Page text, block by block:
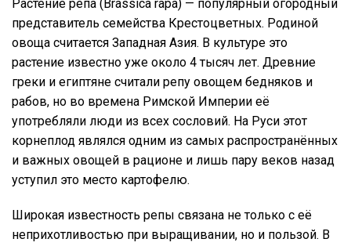
Растение репа (Brassica rapa) — популярный огородный
представитель семейства Крестоцветных. Родиной
овоща считается Западная Азия. В культуре это
растение известно уже около 4 тысяч лет. Древние
греки и египтяне считали репу овощем бедняков и
рабов, но во времена Римской Империи её
употребляли люди из всех сословий. На Руси этот
корнеплод являлся одним из самых распространённых
и важных овощей в рационе и лишь пару веков назад
уступил это место картофелю.
Широкая известность репы связана не только с её
неприхотливостью при выращивании, но и пользой. В